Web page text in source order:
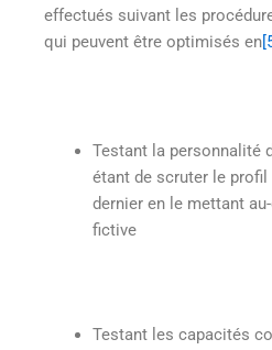
effectués suivant les
qui peuvent être optimisés en
Testant la personnalité
étant de scruter le
dernier en le mettant
fictive
Testant les capacités